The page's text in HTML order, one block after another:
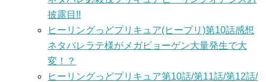
披露目!!
ヒーリングっどプリキュア(ヒープリ)第10話感想
ネタバレラテ様がメガビョーゲン大量発生で大
変！？
ヒーリングっどプリキュア第10話/第11話/第12話/